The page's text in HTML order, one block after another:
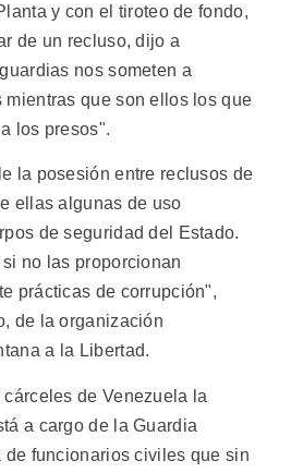
y con el tiroteo de fondo,
de un recluso, dijo a
nos someten a
que son ellos los que
los presos".
la posesión entre reclusos de
ellas algunas de uso
de seguridad del Estado.
no las proporcionan
prácticas de corrupción",
de la organización
a la Libertad.
de Venezuela la
a cargo de la Guardia
de funcionarios civiles que sin